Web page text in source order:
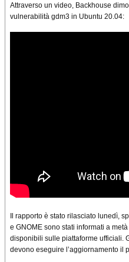
Attraverso un video, Backhouse
vulnerabilità gdm3 in Ubuntu 20.04:
Il rapporto è stato rilasciato lunedì,
e GNOME sono stati informati a
disponibili sulle piattaforme ufficiali.
devono eseguire l’aggiornamento il